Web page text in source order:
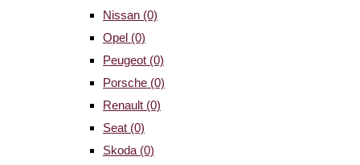
Nissan (0)
Opel (0)
Peugeot (0)
Porsche (0)
Renault (0)
Seat (0)
Skoda (0)